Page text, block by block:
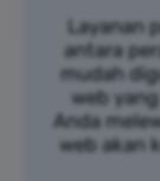
Layanan
antara
mudah
web
Anda
web akan